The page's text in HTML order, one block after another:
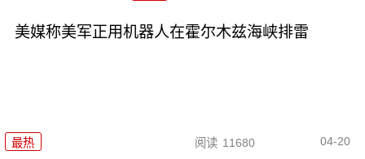
美媒称美军正用机器人在霍尔木兹海峡排雷
最热 阅读 11680 04-20